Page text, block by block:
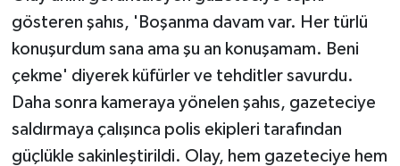
gösteren şahıs, 'Boşanma davam var. Her türlü
konuşurdum sana ama şu an konuşamam. Beni
çekme' diyerek küfürler ve tehditler savurdu.
Daha sonra kameraya yönelen şahıs, gazeteciye
saldırmaya çalışınca polis ekipleri tarafından
güçlükle sakinleştirildi. Olay, hem gazeteciye hem